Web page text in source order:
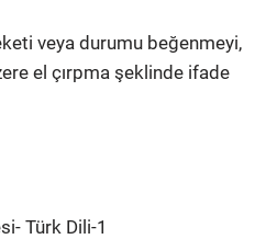
veya durumu beğenmeyi,
el çırpma şeklinde ifade
Türk Dili-1